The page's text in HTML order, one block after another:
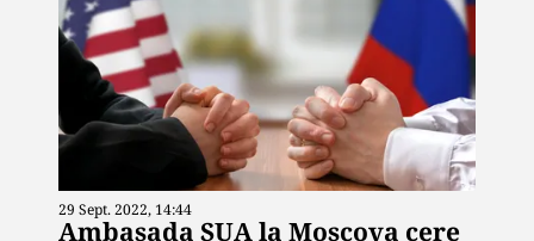
29 Sept. 2022, 14:44
Ambasada SUA la Moscova cere